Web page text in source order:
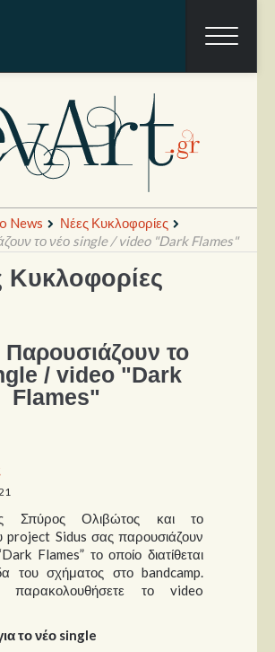
News
Νέες Κυκλοφορίες
το νέο single / video "Dark Flames"
Κυκλοφορίες
Παρουσιάζουν το
/ video "Dark
Flames"
Σπύρος Ολιβώτος και το
project Sidus σας παρουσιάζουν
Flames” το οποίο διατίθεται
του σχήματος στο bandcamp.
παρακολουθήσετε το video
το νέο single